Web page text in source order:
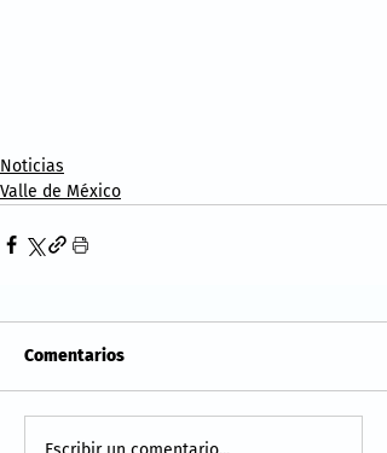
Noticias
Valle de México
Comentarios